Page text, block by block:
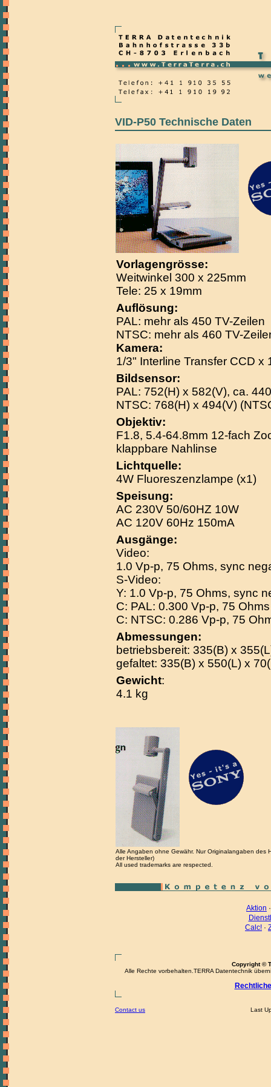
VID-P50 Technische Daten
Vorlagengrösse:
Weitwinkel 300 x 225mm
Tele: 25 x 19mm
Auflösung:
PAL: mehr als 450 TV-Zeilen
NTSC: mehr als 460 TV-
Kamera:
1/3" Interline Transfer CCD x
Bildsensor:
PAL: 752(H) x 582(V), ca.
NTSC: 768(H) x 494(V)
Objektiv:
F1.8, 5.4-64.8mm 12-fach
klappbare Nahlinse
Lichtquelle:
4W Fluoreszenzlampe (x1)
Speisung:
AC 230V 50/60HZ 10W
AC 120V 60Hz 150mA
Ausgänge:
Video:
1.0 Vp-p, 75 Ohms, sync
S-Video:
Y: 1.0 Vp-p, 75 Ohms, sync
C: PAL: 0.300 Vp-p, 75 Ohms
C: NTSC: 0.286 Vp-p, 75
Abmessungen:
betriebsbereit: 335(B) x
gefaltet: 335(B) x 550(L) x
Gewicht:
4.1 kg
Alle Angaben ohne Gewähr. Nur Originalangaben des
der Hersteller)
All used trademarks are respected.
Aktion
Calc! ·
Copyright ©
Alle Rechte vorbehalten.TERRA Datentechnik
Contact us Last